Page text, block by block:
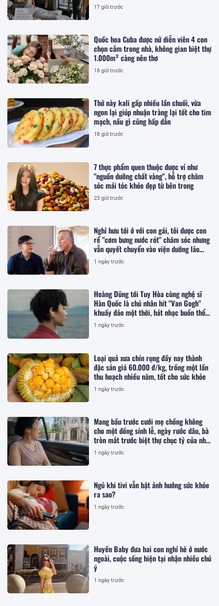
17 giờ trước
Quốc hoa Cuba được nữ diễn viên 4 con
chọn cắm trong nhà, không gian biệt thự
1.000m² càng nên thơ
18 giờ trước
Thứ này kali gấp nhiều lần chuối, vừa
ngon lại giúp nhuận tràng lại tốt cho tim
mạch, nấu gì cũng hấp dẫn
18 giờ trước
7 thực phẩm quen thuộc được ví như
"nguồn dưỡng chất vàng", hỗ trợ chăm
sóc mái tóc khỏe đẹp từ bên trong
23 giờ trước
Nghỉ hưu tới ở với con gái, tôi được con
rể "cơm bưng nước rót" chăm sóc nhưng
vẫn quyết chuyển vào viện dưỡng lão
sống
1 ngày trước
Hoàng Dũng tới Tuy Hòa cùng nghệ sĩ
Hàn Quốc là chủ nhân hit "Van Gogh"
khuấy đảo một thời, hát nhạc buồn thổn
thức
1 ngày trước
Loại quả xưa chín rụng đầy nay thành
đặc sản giá 60.000 đ/kg, trồng một lần
thu hoạch nhiều năm, tốt cho sức khỏe
1 ngày trước
Mang bầu trước cưới mẹ chồng không
cho một đồng sính lễ, ngày rước dâu, bà
tròn mắt trước biệt thự chục tỷ của nhà
tôi
1 ngày trước
Ngủ khi tivi vẫn bật ảnh hưởng sức khỏe
ra sao?
1 ngày trước
Huyền Baby đưa hai con nghỉ hè ở nước
ngoài, cuộc sống hiện tại nhận nhiều chú
ý
1 ngày trước